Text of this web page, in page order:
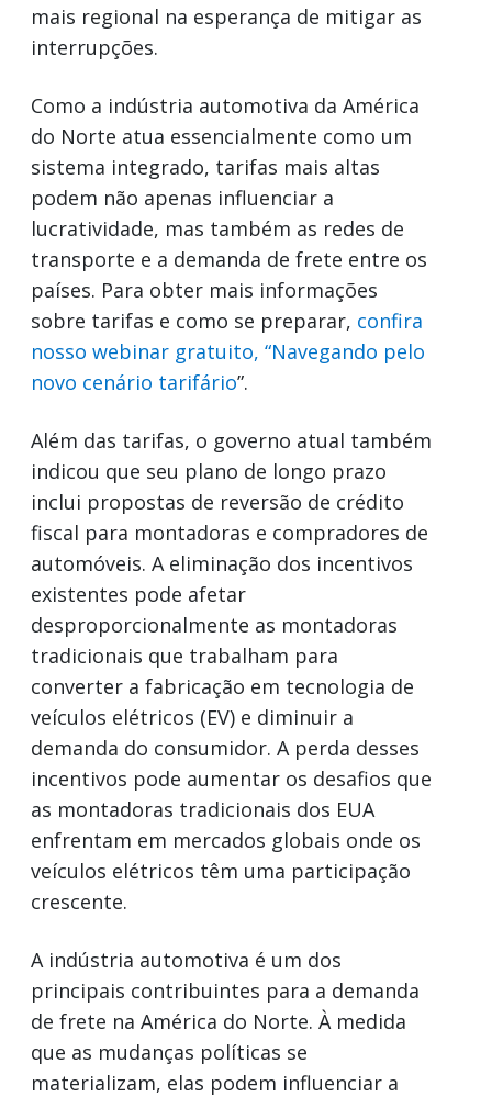
mais regional na esperança de mitigar as
interrupções.
Como a indústria automotiva da América
do Norte atua essencialmente como um
sistema integrado, tarifas mais altas
podem não apenas influenciar a
lucratividade, mas também as redes de
transporte e a demanda de frete entre os
países. Para obter mais informações
sobre tarifas e como se preparar, confira
nosso webinar gratuito, “Navegando pelo
novo cenário tarifário”.
Além das tarifas, o governo atual também
indicou que seu plano de longo prazo
inclui propostas de reversão de crédito
fiscal para montadoras e compradores de
automóveis. A eliminação dos incentivos
existentes pode afetar
desproporcionalmente as montadoras
tradicionais que trabalham para
converter a fabricação em tecnologia de
veículos elétricos (EV) e diminuir a
demanda do consumidor. A perda desses
incentivos pode aumentar os desafios que
as montadoras tradicionais dos EUA
enfrentam em mercados globais onde os
veículos elétricos têm uma participação
crescente.
A indústria automotiva é um dos
principais contribuintes para a demanda
de frete na América do Norte. À medida
que as mudanças políticas se
materializam, elas podem influenciar a